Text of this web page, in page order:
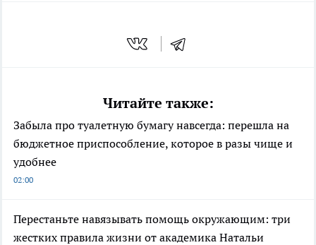
Читайте также:
Забыла про туалетную бумагу навсегда: перешла на
бюджетное приспособление, которое в разы чище и
удобнее
02:00
Перестаньте навязывать помощь окружающим: три
жестких правила жизни от академика Натальи